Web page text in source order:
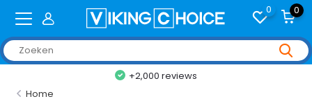
0 0
+2,000 reviews
Home